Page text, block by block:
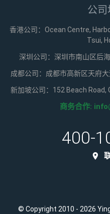
公司
香港公司：Ocean Centre,
Tsui,
深圳公司：深圳市南山区后
成都公司：成都市高新区天府
新加坡公司：152 Beach Road,
商务合作:
400-
© Copyright 2010 - 2026